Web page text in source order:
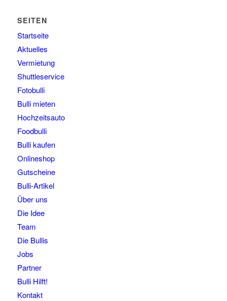
SEITEN
Startseite
Aktuelles
Vermietung
Shuttleservice
Fotobulli
Bulli mieten
Hochzeitsauto
Foodbulli
Bulli kaufen
Onlineshop
Gutscheine
Bulli-Artikel
Über uns
Die Idee
Team
Die Bullis
Jobs
Partner
Bulli Hilft!
Kontakt